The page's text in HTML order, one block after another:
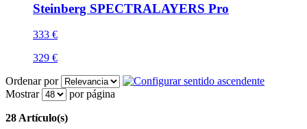
Steinberg SPECTRALAYERS Pro
333 €
329 €
Ordenar por
Mostrar
por página
28 Artículo(s)